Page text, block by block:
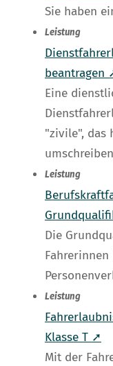
Sie haben
Leistung
beantragen
Eine
"zivile", das
Leistung
Die
Leistung
Klasse T ➚
Mit der